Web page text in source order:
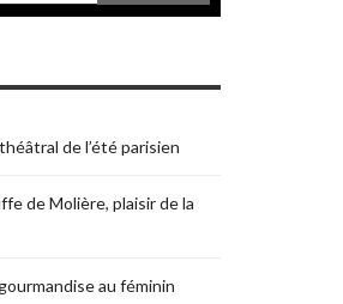
de l’été parisien
de Molière, plaisir de la
au féminin